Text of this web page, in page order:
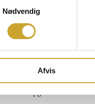
Nødvendig
Afvis
balance i dit arbejdsliv
mindre. For det er ofte
vil dit stress
kombination af foredrag og
dine opgaver eller har